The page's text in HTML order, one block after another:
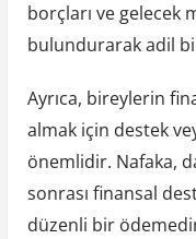
borçları ve gelecek
bulundurarak adil
Ayrıca, bireylerin
almak için destek
önemlidir. Nafaka,
sonrası finansal
düzenli bir